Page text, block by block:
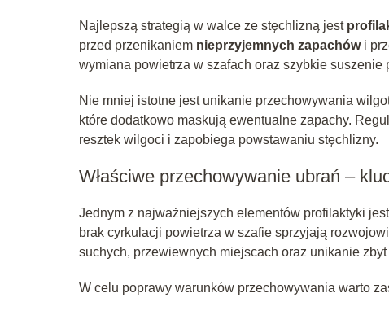
Najlepszą strategią w walce ze stęchlizną jest
przed przenikaniem nieprzyjemnych zapachówi
wymiana powietrza w szafach oraz szybkie
Nie mniej istotne jest unikanie przechowywania
które dodatkowo maskują ewentualne zapachy.
resztek wilgoci i zapobiega powstawaniu stęchlizny.
Właściwe przechowywanie ubrań –
Jednym z najważniejszych elementów profilaktyki jest
brak cyrkulacji powietrza w szafie sprzyjają
suchych, przewiewnych miejscach oraz unikanie zbyt
W celu poprawy warunków przechowywania warto